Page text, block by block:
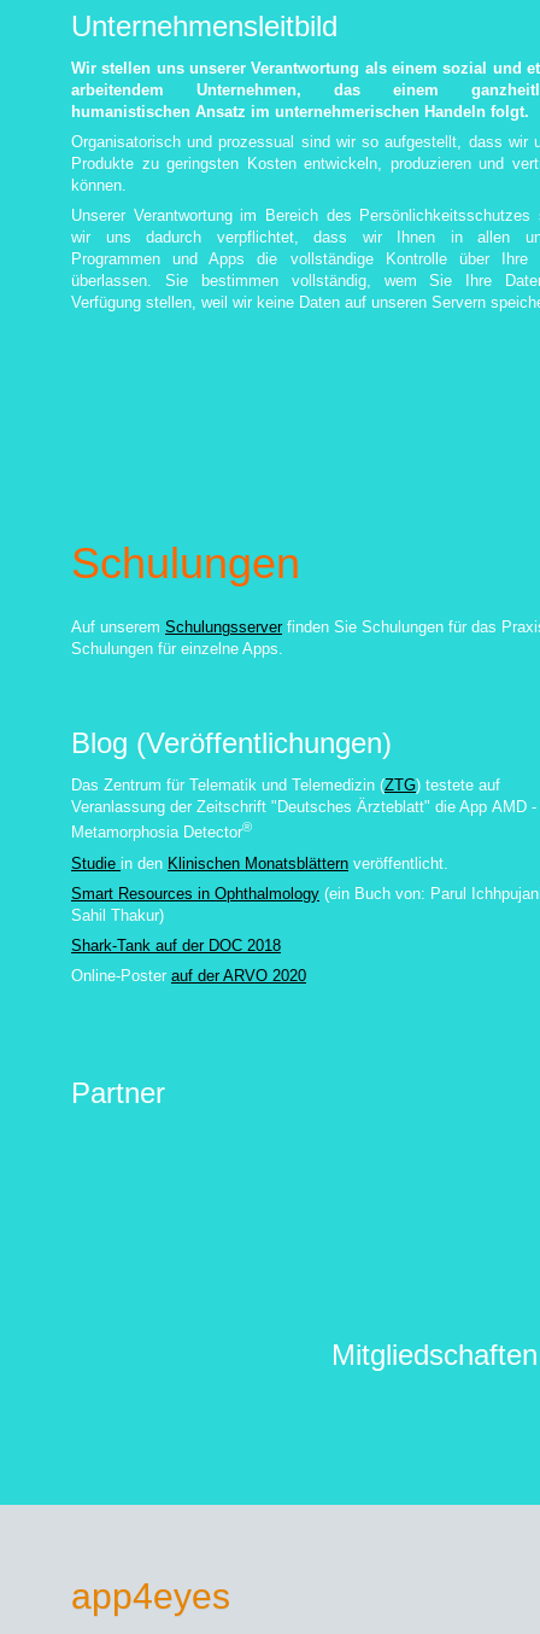
Unternehmensleitbild
Wir stellen uns unserer Verantwortung als einem sozial und
arbeitendem Unternehmen, das einem
humanistischen Ansatz im unternehmerischen Handeln folgt.
Organisatorisch und prozessual sind wir so aufgestellt, dass wir
Produkte zu geringsten Kosten entwickeln, produzieren und
können.
Unserer Verantwortung im Bereich des Persönlichkeitsschutzes
wir uns dadurch verpflichtet, dass wir Ihnen in allen
Programmen und Apps die vollständige Kontrolle über Ihre
überlassen. Sie bestimmen vollständig, wem Sie Ihre
Verfügung stellen, weil wir keine Daten auf unseren Servern
Schulungen
Auf unserem Schulungsserver finden Sie Schulungen für das
Schulungen für einzelne Apps.
Blog (Veröffentlichungen)
Das Zentrum für Telematik und Telemedizin (ZTG) testete auf
Veranlassung der Zeitschrift "Deutsches Ärzteblatt" die App AMD -
Metamorphosia Detector®
Studie in den Klinischen Monatsblättern veröffentlicht.
Smart Resources in Ophthalmology (ein Buch von: Parul
Sahil Thakur)
Shark-Tank auf der DOC 2018
Online-Poster auf der ARVO 2020
Partner
Mitgliedschaften
app4eyes